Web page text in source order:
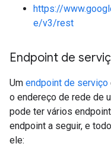
https://
e/v3/rest
Endpoint de
Um endpoint de serviço
o endereço de rede de
pode ter vários
endpoint a seguir, e
ele: